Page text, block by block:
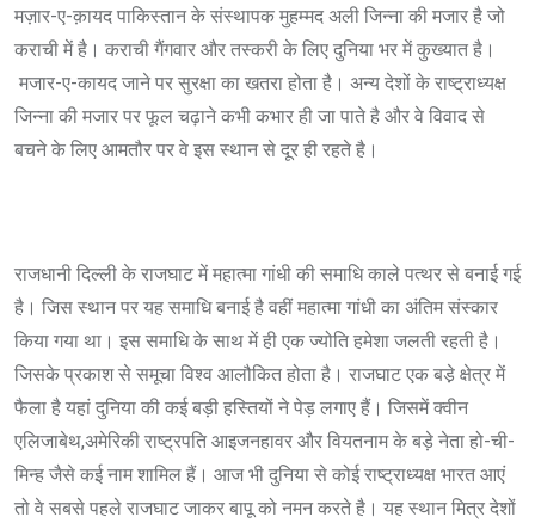
मज़ार-ए-क़ायद पाकिस्तान के संस्थापक मुहम्मद अली जिन्ना की मजार है जो
कराची में है। कराची गैंगवार और तस्करी के लिए दुनिया भर में कुख्यात है।
मजार-ए-कायद जाने पर सुरक्षा का खतरा होता है। अन्य देशों के राष्ट्राध्यक्ष
जिन्ना की मजार पर फूल चढ़ाने कभी कभार ही जा पाते है और वे विवाद से
बचने के लिए आमतौर पर वे इस स्थान से दूर ही रहते है।
राजधानी दिल्ली के राजघाट में महात्मा गांधी की समाधि काले पत्थर से बनाई गई
है। जिस स्थान पर यह समाधि बनाई है वहीं महात्मा गांधी का अंतिम संस्कार
किया गया था। इस समाधि के साथ में ही एक ज्योति हमेशा जलती रहती है।
जिसके प्रकाश से समूचा विश्व आलौकित होता है। राजघाट एक बडे़ क्षेत्र में
फैला है यहां दुनिया की कई बड़ी हस्तियों ने पेड़ लगाए हैं। जिसमें क्वीन
एलिजाबेथ,अमेरिकी राष्ट्रपति आइजनहावर और वियतनाम के बड़े नेता हो-ची-
मिन्ह जैसे कई नाम शामिल हैं। आज भी दुनिया से कोई राष्ट्राध्यक्ष भारत आएं
तो वे सबसे पहले राजघाट जाकर बापू को नमन करते है। यह स्थान मित्र देशों